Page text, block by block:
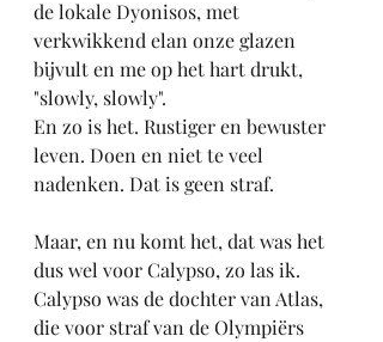
de lokale Dyonisos, met
verkwikkend elan onze glazen
bijvult en me op het hart drukt,
"slowly, slowly".
En zo is het. Rustiger en bewuster
leven. Doen en niet te veel
nadenken. Dat is geen straf.
Maar, en nu komt het, dat was het
dus wel voor Calypso, zo las ik.
Calypso was de dochter van Atlas,
die voor straf van de Olympiërs